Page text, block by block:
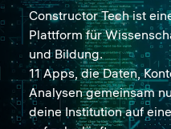
Constructor Tech ist
Plattform für
und Bildung.
11 Apps, die Daten,
Analysen gemeinsam
deine Institution auf